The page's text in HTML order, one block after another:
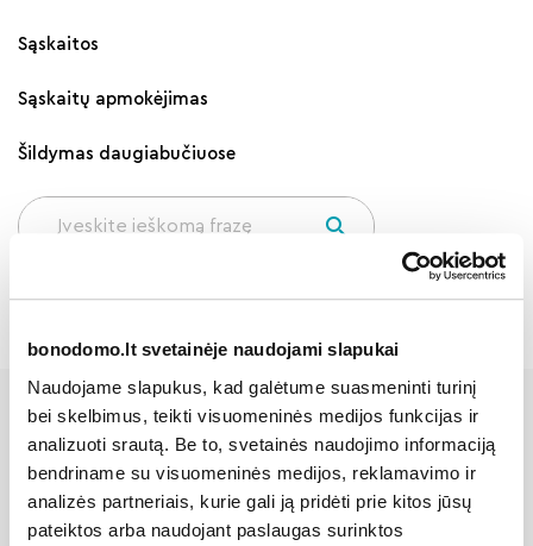
bonodomo.lt svetainėje naudojami slapukai
Naudojame slapukus, kad galėtume suasmeninti turinį
bei skelbimus, teikti visuomeninės medijos funkcijas ir
analizuoti srautą. Be to, svetainės naudojimo informaciją
bendriname su visuomeninės medijos, reklamavimo ir
analizės partneriais, kurie gali ją pridėti prie kitos jūsų
pateiktos arba naudojant paslaugas surinktos
Sąskaitos
Sąskaitų apmokėjimas
Šildymas daugiabučiuose
Kiti šios kategorijos
klausimai